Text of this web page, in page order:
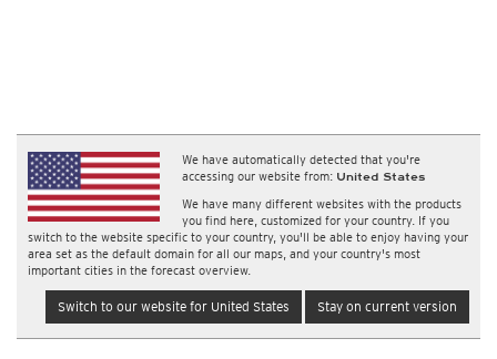
We have automatically detected that you're
accessing our website from: United States
We have many different websites with the products
you find here, customized for your country. If you
switch to the website specific to your country, you'll be able to enjoy having your
area set as the default domain for all our maps, and your country's most
important cities in the forecast overview.
Switch to our website for United States Stay on current version